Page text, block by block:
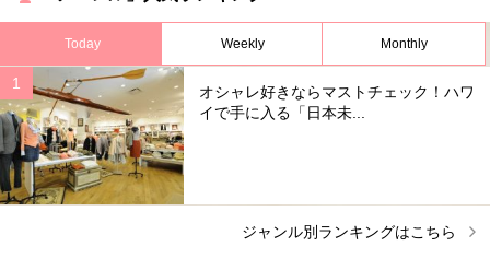
Today Weekly Monthly
オシャレ好きならマストチェック！ハワ
イで手に入る「日本未...
ジャンル別ランキングはこちら